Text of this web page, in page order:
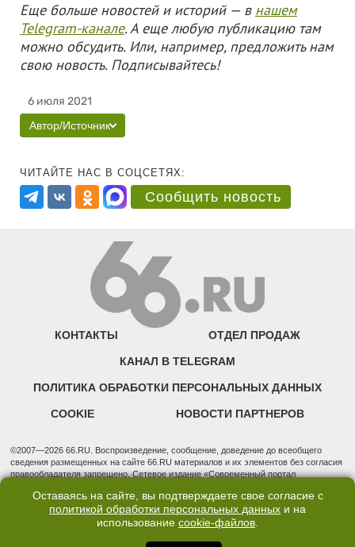
Еще больше новостей и историй — в нашем
Telegram-канале. А еще любую публикацию там
можно обсудить. Или, например, предложить нам
свою новость. Подписывайтесь!
6 июля 2021
Автор/Источник
ЧИТАЙТЕ НАС В СОЦСЕТЯХ:
Сообщить новость
КОНТАКТЫ ОТДЕЛ ПРОДАЖ
КАНАЛ В TELEGRAM
ПОЛИТИКА ОБРАБОТКИ ПЕРСОНАЛЬНЫХ ДАННЫХ
COOKIE НОВОСТИ ПАРТНЕРОВ
©2007—2026 66.RU. Воспроизведение, сообщение, доведение до всеобщего
сведения размещенных на сайте 66.RU материалов и их элементов без согласия
правообладателя запрещено. Сетевое издание «Современный портал
надзору в сфере связи, информационных технологий и массовых коммуникаций
(Роскомнадзор). Регистрационный номер ЭЛ № ФС 77 - 76634 от 02.09.2019
Учредитель: Общество с ограниченной ответственностью "66.ру". Юридический
Оставаясь на сайте, вы подтверждаете свое согласие с
политикой обработки персональных данных и на
использование cookie-файлов.